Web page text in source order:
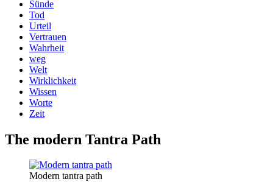
Sünde
Tod
Urteil
Vertrauen
Wahrheit
weg
Welt
Wirklichkeit
Wissen
Worte
Zeit
The modern Tantra Path
Modern tantra path